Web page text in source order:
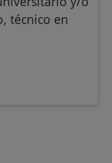
técnico en